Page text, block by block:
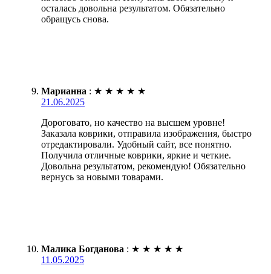
осталась довольна результатом. Обязательно
обращусь снова.
Марианна : ★ ★ ★ ★ ★
21.06.2025
Дороговато, но качество на высшем уровне!
Заказала коврики, отправила изображения, быстро
отредактировали. Удобный сайт, все понятно.
Получила отличные коврики, яркие и четкие.
Довольна результатом, рекомендую! Обязательно
вернусь за новыми товарами.
Малика Богданова : ★ ★ ★ ★ ★
11.05.2025